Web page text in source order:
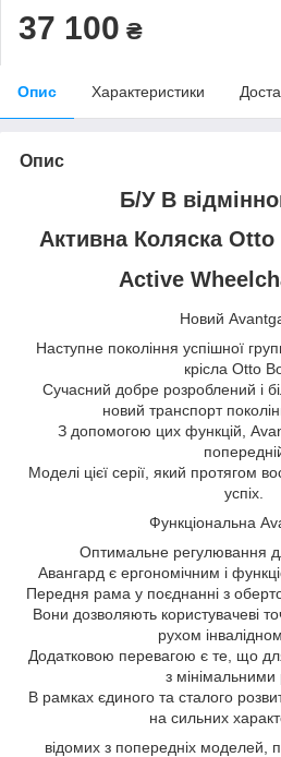
37 100 ₴
Опис Характеристики
Опис
Б/У В
Активна Коляска
Active
Новий
Наступне покоління успішної
крісла Otto
Сучасний добре розроблений і
новий транспорт
З допомогою цих функцій,
Моделі цієї серії, який протягом
успіх.
Функціональна
Оптимальне регулювання
Авангард є ергономічним і
Передня рама у поєднанні з
Вони дозволяють користувачеві
рухом
Додатковою перевагою є те, що для
з мінімальними
В рамках єдиного та сталого
на сильних
відомих з попередніх моделей,